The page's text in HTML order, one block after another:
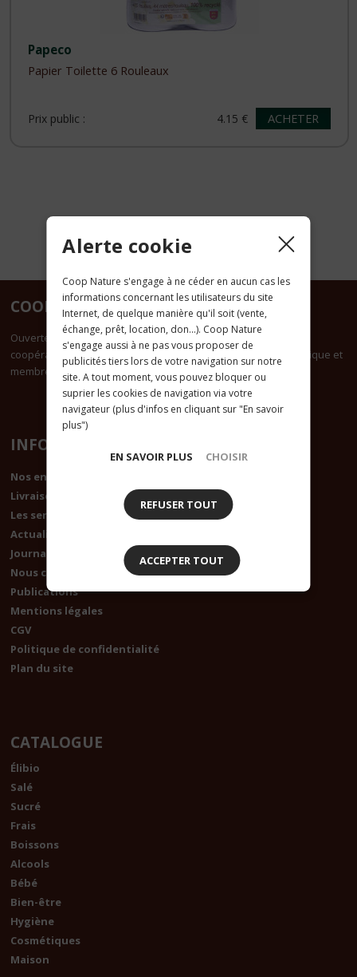
Papeco
Papier Toilette 6 Rouleaux
Prix public : 4.15 € ACHETER
COOPNATURE
Ouverte à tous, Coop Nature est une des plus importantes
coopératives bio de France. Elle est certifiée agriculture biologique et
membre du groupement Accord Bio
INFORMATIONS
Nos engagements
Livraison
Les services +
Actualités
Journal de la coop
Nous contacter
Publications
Mentions légales
CGV
Politique de confidentialité
Plan du site
CATALOGUE
Élibio
Salé
Sucré
Frais
Boissons
Alcools
Bébé
Bien-être
Hygiène
Cosmétiques
Maison
Alerte cookie
Coop Nature s'engage à ne céder en aucun cas les
informations concernant les utilisateurs du site
Internet, de quelque manière qu'il soit (vente,
échange, prêt, location, don...). Coop Nature
s'engage aussi à ne pas vous proposer de
publicités tiers lors de votre navigation sur notre
site. A tout moment, vous pouvez bloquer ou
suprier les cookies de navigation via votre
navigateur (plus d'infos en cliquant sur "En savoir
plus")
EN SAVOIR PLUS CHOISIR
REFUSER TOUT
ACCEPTER TOUT